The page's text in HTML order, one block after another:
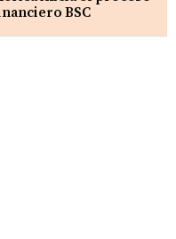
BSC